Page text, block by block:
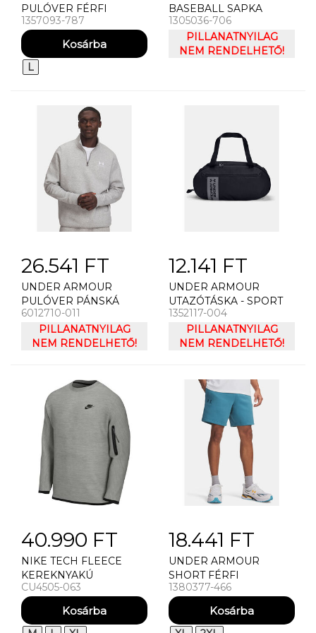
PULÓVER FÉRFI
PULÓVER UNDER
ARMOUR RIVAL FLEECE
BIG LOGO HD
1357093-787
L
BASEBALL SAPKA
PÁNSKÁ KILTOVKA
UNDER ARMOUR UA
MEN'S BLITZING 3.0
1305036-706
PILLANATNYILAG
NEM RENDELHETŐ!
26.541 FT
UNDER ARMOUR
PULÓVER PÁNSKÁ
MIKINA UNDER
ARMOUR UA ICON
FLEECE 1/4 ZIP-GRY
6012710-011
PILLANATNYILAG
NEM RENDELHETŐ!
12.141 FT
UNDER ARMOUR
UTAZÓTÁSKA - SPORT
UNISEXOVÁ TAKA
UNDER ARMOUR
ROLAND DUFFLE SM
1352117-004
PILLANATNYILAG
NEM RENDELHETŐ!
40.990 FT
NIKE TECH FLEECE
KEREKNYAKÚ
PULÓVER SZÜRKE
CU4505-063
18.441 FT
UNDER ARMOUR
SHORT FÉRFI
RÖVIDNADRÁG UNDER
ARMOUR UA ICON
FLEECE SHORT
1380377-466